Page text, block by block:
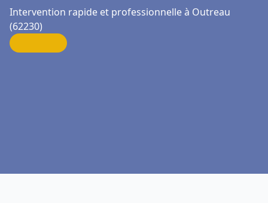
Intervention rapide et professionnelle à Outreau
(62230)